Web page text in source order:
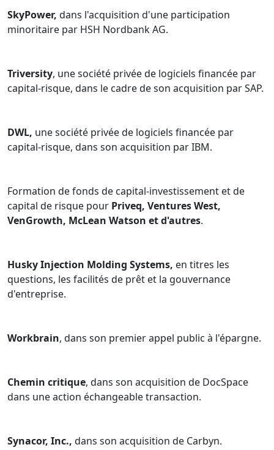
SkyPower, dans l'acquisition d'une participation
minoritaire par HSH Nordbank AG.
Triversity, une société privée de logiciels financée par
capital-risque, dans le cadre de son acquisition par SAP.
DWL, une société privée de logiciels financée par
capital-risque, dans son acquisition par IBM.
Formation de fonds de capital-investissement et de
capital de risque pour Priveq, Ventures West,
VenGrowth, McLean Watson et d'autres.
Husky Injection Molding Systems, en titres les
questions, les facilités de prêt et la gouvernance
d'entreprise.
Workbrain, dans son premier appel public à l'épargne.
Chemin critique, dans son acquisition de DocSpace
dans une action échangeable transaction.
Synacor, Inc., dans son acquisition de Carbyn.